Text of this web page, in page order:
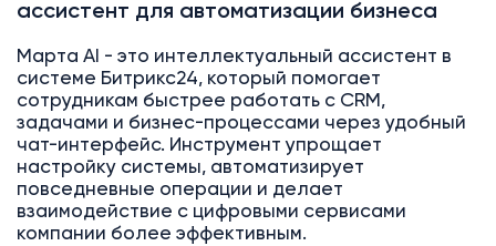
ассистент для автоматизации бизнеса
Марта AI - это интеллектуальный ассистент в
системе Битрикс24, который помогает
сотрудникам быстрее работать с CRM,
задачами и бизнес-процессами через удобный
чат-интерфейс. Инструмент упрощает
настройку системы, автоматизирует
повседневные операции и делает
взаимодействие с цифровыми сервисами
компании более эффективным.